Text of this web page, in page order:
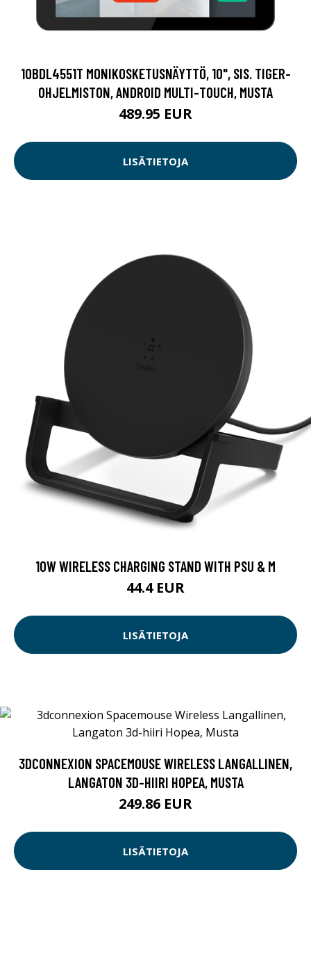
10BDL4551T MONIKOSKETUSNÄYTTÖ, 10", SIS. TIGER-
OHJELMISTON, ANDROID MULTI-TOUCH, MUSTA
489.95 EUR
LISÄTIETOJA
10W WIRELESS CHARGING STAND WITH PSU & M
44.4 EUR
LISÄTIETOJA
3DCONNEXION SPACEMOUSE WIRELESS LANGALLINEN,
LANGATON 3D-HIIRI HOPEA, MUSTA
249.86 EUR
LISÄTIETOJA